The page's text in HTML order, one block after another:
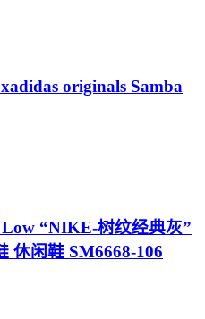
originals Samba
“NIKE-树纹经典灰”
休闲鞋 SM6668-106